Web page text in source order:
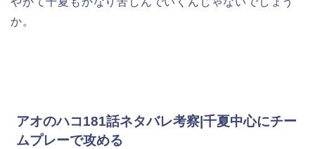
か。
アオのハコ181話ネタバレ考察|千夏中心にチー
ムプレーで攻める